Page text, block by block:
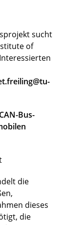
sucht
of
Bus-
die
dieses
die